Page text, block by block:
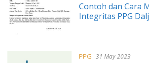
Contoh dan Cara
Integritas PPG
PPG 31 May 2023